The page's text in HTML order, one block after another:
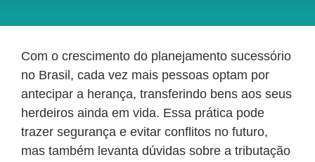
Com o crescimento do planejamento sucessório
no Brasil, cada vez mais pessoas optam por
antecipar a herança, transferindo bens aos seus
herdeiros ainda em vida. Essa prática pode
trazer segurança e evitar conflitos no futuro,
mas também levanta dúvidas sobre a tributação